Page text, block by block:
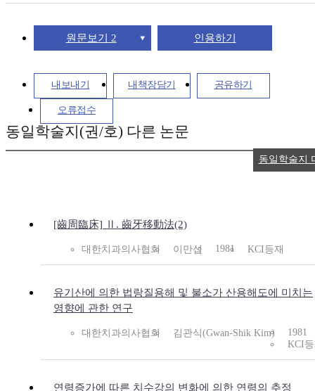
원문보기 2 인용하기
내보내기 내책장담기 공유하기
오류접수
동일학술지(권/호) 다른 논문
[齒周臨床] Ⅱ. 齒牙移動法(2)
대한치과의사협회 이만섭 1981 KCI등재
유기산에 의한 법랑질용해 및 불소가 산용해도에 미치는
영향에 관한 연구
대한치과의사협회 김관식(Gwan-Shik Kim)
1981
KCI
연령증가에 따른 치수강의 변화에 의한 연령의 추정
동일학술지